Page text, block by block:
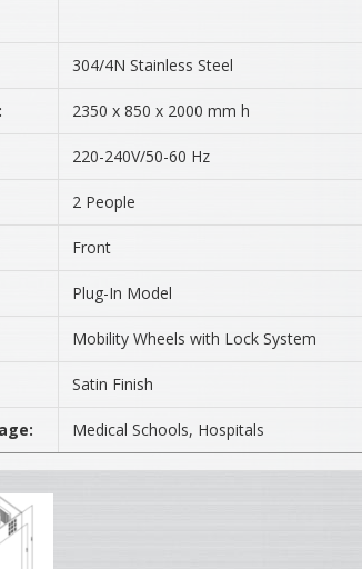
304/4N Stainless Steel
2350 x 850 x 2000 mm h
220-240V/50-60 Hz
2 People
Front
Plug-In Model
Mobility Wheels with Lock System
Satin Finish
Medical Schools, Hospitals